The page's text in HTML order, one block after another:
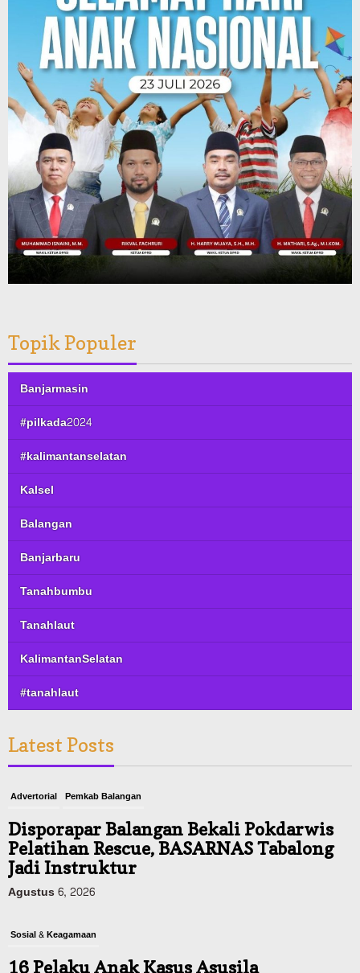
Topik Populer
Banjarmasin
#pilkada2024
#kalimantanselatan
Kalsel
Balangan
Banjarbaru
Tanahbumbu
Tanahlaut
KalimantanSelatan
#tanahlaut
Latest Posts
Advertorial Pemkab Balangan
Disporapar Balangan Bekali Pokdarwis
Pelatihan Rescue, BASARNAS Tabalong
Jadi Instruktur
Agustus 6, 2026
Sosial & Keagamaan
16 Pelaku Anak Kasus Asusila